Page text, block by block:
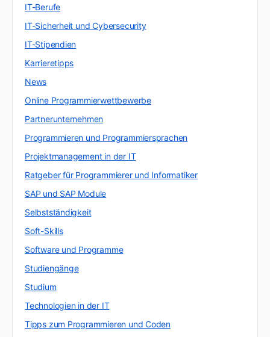
IT-Berufe
IT-Sicherheit und Cybersecurity
IT-Stipendien
Karrieretipps
News
Online Programmierwettbewerbe
Partnerunternehmen
Programmieren und Programmiersprachen
Projektmanagement in der IT
Ratgeber für Programmierer und Informatiker
SAP und SAP Module
Selbstständigkeit
Soft-Skills
Software und Programme
Studiengänge
Studium
Technologien in der IT
Tipps zum Programmieren und Coden